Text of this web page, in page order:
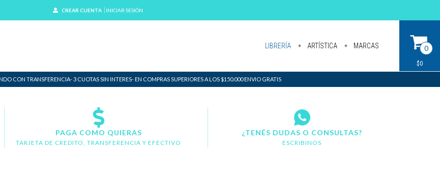
CREAR CUENTA INICIAR SESIÓN
LIBRERÍA ARTÍSTICA MARCAS 0
$0
CON TRANSFERENCIA- 3 CUOTAS SIN INTERES- EN COMPRAS SUPERIORES A LOS $150.000 ENVIO GRATIS
PAGA COMO QUIERAS
TARJETA DE CREDITO, TRANSFERENCIA Y EFECTIVO
¿TENÉS DUDAS O CONSULTAS?
ESCRIBINOS